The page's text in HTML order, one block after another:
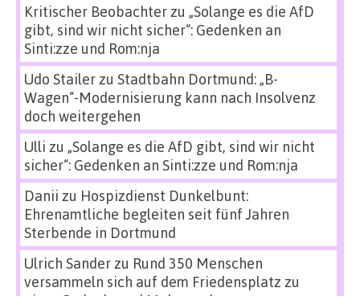
Kritischer Beobachterzu „Solange es die AfD
gibt, sind wir nicht sicher“: Gedenken an
Sinti:zze und Rom:nja
Udo Stailerzu Stadtbahn Dortmund: „B-
Wagen“-Modernisierung kann nach Insolvenz
doch weitergehen
Ulli zu „Solange es die AfD gibt, sind wir nicht
sicher“: Gedenken an Sinti:zze und Rom:nja
Danii zu Hospizdienst Dunkelbunt:
Ehrenamtliche begleiten seit fünf Jahren
Sterbende in Dortmund
Ulrich Sanderzu Rund 350 Menschen
versammeln sich auf dem Friedensplatz zu